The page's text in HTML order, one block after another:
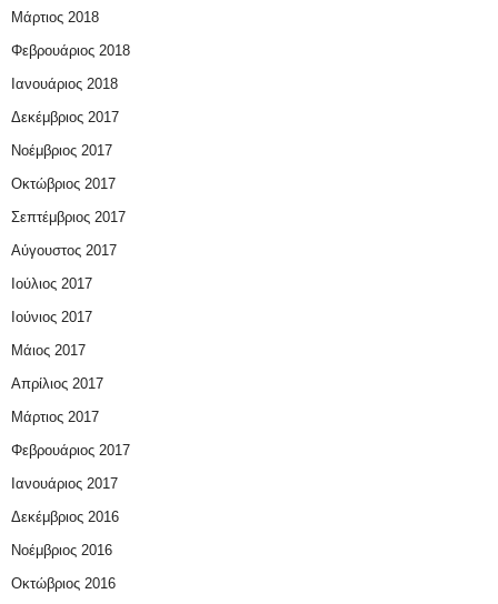
Μάρτιος 2018
Φεβρουάριος 2018
Ιανουάριος 2018
Δεκέμβριος 2017
Νοέμβριος 2017
Οκτώβριος 2017
Σεπτέμβριος 2017
Αύγουστος 2017
Ιούλιος 2017
Ιούνιος 2017
Μάιος 2017
Απρίλιος 2017
Μάρτιος 2017
Φεβρουάριος 2017
Ιανουάριος 2017
Δεκέμβριος 2016
Νοέμβριος 2016
Οκτώβριος 2016